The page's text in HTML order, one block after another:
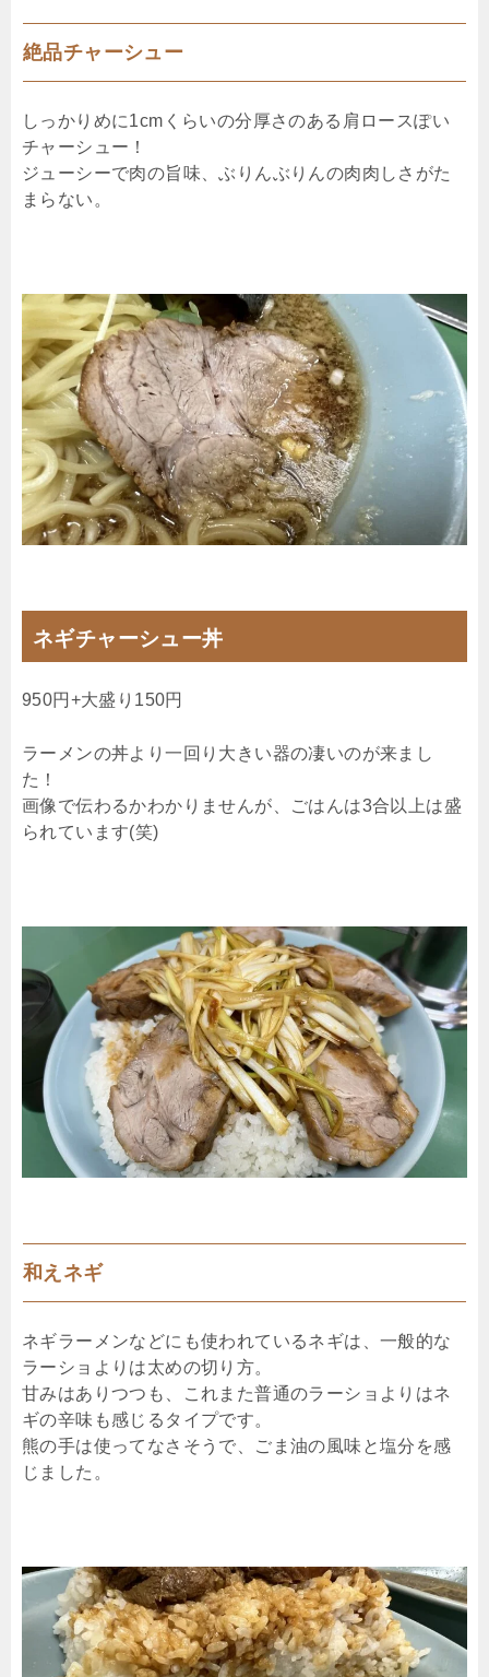
絶品チャーシュー
しっかりめに1cmくらいの分厚さのある肩ロースぽい
チャーシュー！
ジューシーで肉の旨味、ぶりんぶりんの肉肉しさがた
まらない。
ネギチャーシュー丼
950円+大盛り150円
ラーメンの丼より一回り大きい器の凄いのが来まし
た！
画像で伝わるかわかりませんが、ごはんは3合以上は盛
られています(笑)
和えネギ
ネギラーメンなどにも使われているネギは、一般的な
ラーショよりは太めの切り方。
甘みはありつつも、これまた普通のラーショよりはネ
ギの辛味も感じるタイプです。
熊の手は使ってなさそうで、ごま油の風味と塩分を感
じました。